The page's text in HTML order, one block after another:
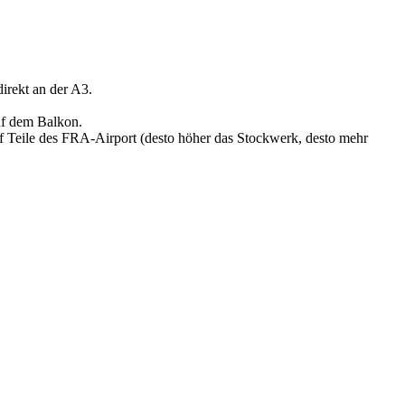
an der A3.
dem Balkon.
des FRA-Airport (desto höher das Stockwerk, desto mehr